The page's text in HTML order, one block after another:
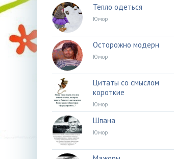
Тепло одеться
Юмор
Осторожно модерн
Юмор
Цитаты со смыслом
короткие
Юмор
Шпана
Юмор